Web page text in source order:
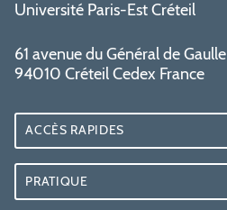
Université Paris-Est Créteil
61 avenue du Général de Gaulle
94010 Créteil Cedex France
ACCÈS RAPIDES
PRATIQUE